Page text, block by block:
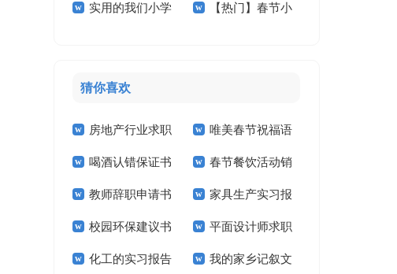
春节》小学作文3篇 作计划范文汇编五篇
实用的我们小学 【热门】春节小
猜你喜欢
房地产行业求职
信
唯美春节祝福语
喝酒认错保证书 春节餐饮活动销
售工作计划
教师辞职申请书 家具生产实习报
告
校园环保建议书 平面设计师求职
信14篇
化工的实习报告 我的家乡记叙文